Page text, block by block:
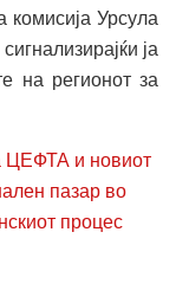
комисија Урсула
ја
на регионот за
ЦЕФТА и новиот
пазар во
процес